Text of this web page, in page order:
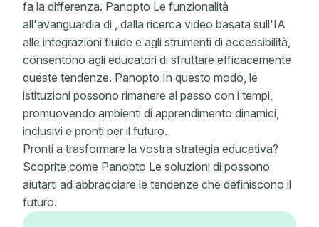
fa la differenza. Panopto Le funzionalità
all'avanguardia di , dalla ricerca video basata sull'IA
alle integrazioni fluide e agli strumenti di accessibilità,
consentono agli educatori di sfruttare efficacemente
queste tendenze. Panopto In questo modo, le
istituzioni possono rimanere al passo con i tempi,
promuovendo ambienti di apprendimento dinamici,
inclusivi e pronti per il futuro.
Pronti a trasformare la vostra strategia educativa?
Scoprite come Panopto Le soluzioni di possono
aiutarti ad abbracciare le tendenze che definiscono il
futuro.